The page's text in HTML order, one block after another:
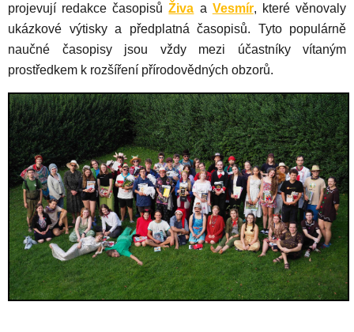
projevují redakce časopisůŽiva a Vesmír, které věnovaly
ukázkové výtisky a předplatná časopisů. Tyto populárně
naučné časopisy jsou vždy mezi účastníky vítaným
prostředkem k rozšíření přírodovědných obzorů.